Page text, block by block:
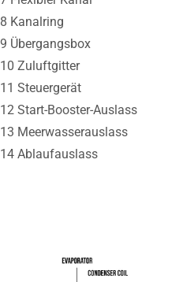
8 Kanalring
9 Übergangsbox
10 Zuluftgitter
11 Steuergerät
12 Start-Booster-Auslass
13 Meerwasserauslass
14 Ablaufauslass